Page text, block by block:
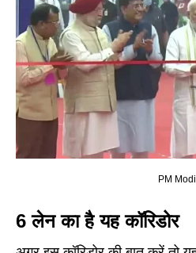
PM Modi
6 लेन का है यह कॉरिडोर